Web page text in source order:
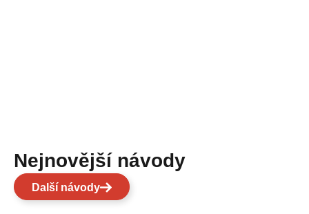
Nejnovější návody
Další návody